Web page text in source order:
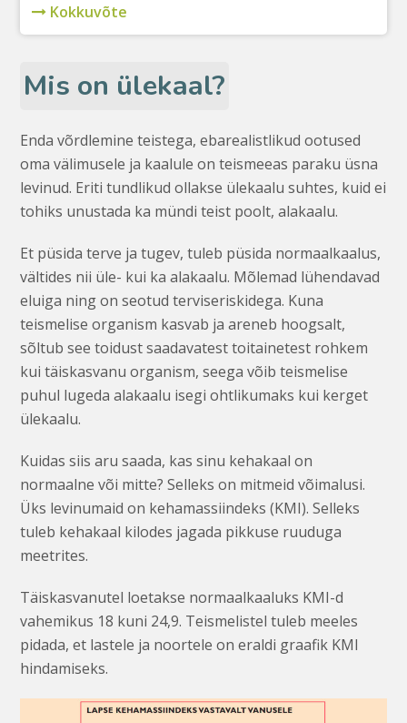
Kokkuvõte
Mis on ülekaal?
Enda võrdlemine teistega, ebarealistlikud ootused
oma välimusele ja kaalule on teismeeas paraku üsna
levinud. Eriti tundlikud ollakse ülekaalu suhtes, kuid ei
tohiks unustada ka mündi teist poolt, alakaalu.
Et püsida terve ja tugev, tuleb püsida normaalkaalus,
vältides nii üle- kui ka alakaalu. Mõlemad lühendavad
eluiga ning on seotud terviseriskidega. Kuna
teismelise organism kasvab ja areneb hoogsalt,
sõltub see toidust saadavatest toitainetest rohkem
kui täiskasvanu organism, seega võib teismelise
puhul lugeda alakaalu isegi ohtlikumaks kui kerget
ülekaalu.
Kuidas siis aru saada, kas sinu kehakaal on
normaalne või mitte? Selleks on mitmeid võimalusi.
Üks levinumaid on kehamassiindeks (KMI). Selleks
tuleb kehakaal kilodes jagada pikkuse ruuduga
meetrites.
Täiskasvanutel loetakse normaalkaaluks KMI-d
vahemikus 18 kuni 24,9. Teismelistel tuleb meeles
pidada, et lastele ja noortele on eraldi graafik KMI
hindamiseks.